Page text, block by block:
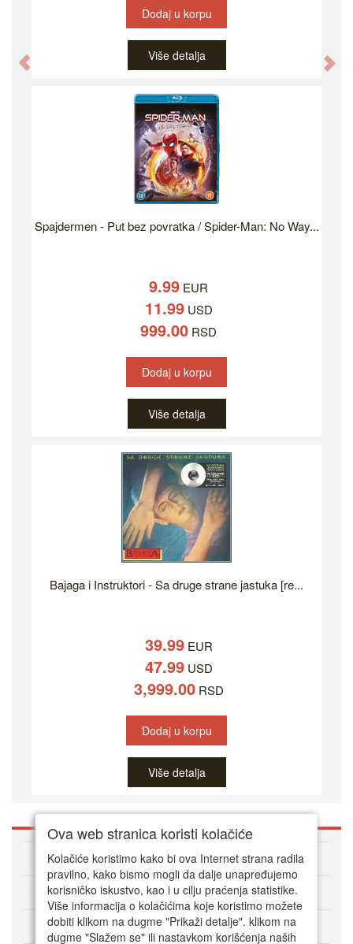
Dodaj u korpu
Više detalja
Spajdermen - Put bez povratka / Spider-Man: No Way...
9.99 EUR
11.99USD
999.00 RSD
Dodaj u korpu
Više detalja
Bajaga i Instruktori - Sa druge strane jastuka [re...
39.99EUR
47.99USD
3,999.00RSD
Dodaj u korpu
Više detalja
O DVD Zoni
Kako kupovati online
Korisnički servis
Ova web stranica koristi kolačiće
Kolačiće koristimo kako bi ova Internet strana radila
pravilno, kako bismo mogli da dalje unapređujemo
korisničko iskustvo, kao i u cilju praćenja statistike.
Više informacija o kolačićima koje koristimo možete
dobiti klikom na dugme "Prikaži detalje". klikom na
dugme "Slažem se" ili nastavkom korišćenja naših